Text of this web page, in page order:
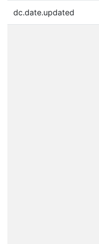
dc.date.updated